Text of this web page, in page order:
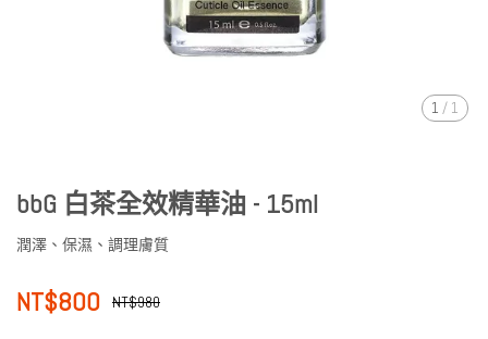
1 / 1
bbG 白茶全效精華油 - 15ml
潤澤、保濕、調理膚質
NT$800 NT$980